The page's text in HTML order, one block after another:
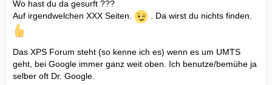
Wo hast du da gesurft ???
Auf irgendwelchen XXX Seiten.
. Da wirst du nichts finden.
Das XPS Forum steht (so kenne ich es) wenn es um UMTS
geht, bei Google immer ganz weit oben. Ich benutze/bemühe ja
selber oft Dr. Google.